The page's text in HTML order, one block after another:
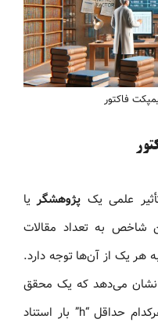
فاکتور
علمی یک پژوهشگریا
شاخص به تعداد مقالات
هر یک از آن‌ها توجه دارد.
نشان می‌دهد که یک محقق
حداقل “h” مقاله دارد که هرکدام حداقل “h” بار استناد